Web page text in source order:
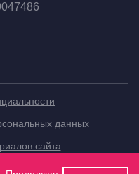
данных
сайта